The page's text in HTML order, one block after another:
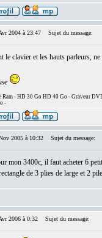
2004 à 23:47 Sujet du message:
le clavier et les hauts parleurs,
- HD 30 Go HD 40 Go - Graveur
-
2005 à 10:32 Sujet du message:
mon 3400c, il faut acheter 6
de 3 plies de large et 2
2006 à 0:32 Sujet du message: